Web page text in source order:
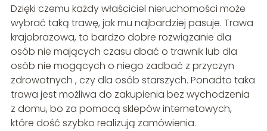
Dzięki czemu każdy właściciel nieruchomości może
wybrać taką trawę, jak mu najbardziej pasuje. Trawa
krajobrazowa, to bardzo dobre rozwiązanie dla
osób nie mających czasu dbać o trawnik lub dla
osób nie mogących o niego zadbać z przyczyn
zdrowotnych , czy dla osób starszych. Ponadto taka
trawa jest możliwa do zakupienia bez wychodzenia
z domu, bo za pomocą sklepów internetowych,
które dość szybko realizują zamówienia.